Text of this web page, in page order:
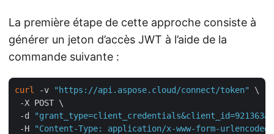
La première étape de cette approche consiste à
générer un jeton d’accès JWT à l’aide de la
commande suivante :
curl -v "https://api.aspose.cloud/connect/token"
\
-X POST \
-d
"grant_type=client_credentials&client_id=921363a8-
-H
"Content-Type: application/x-www-form-urlencoded"